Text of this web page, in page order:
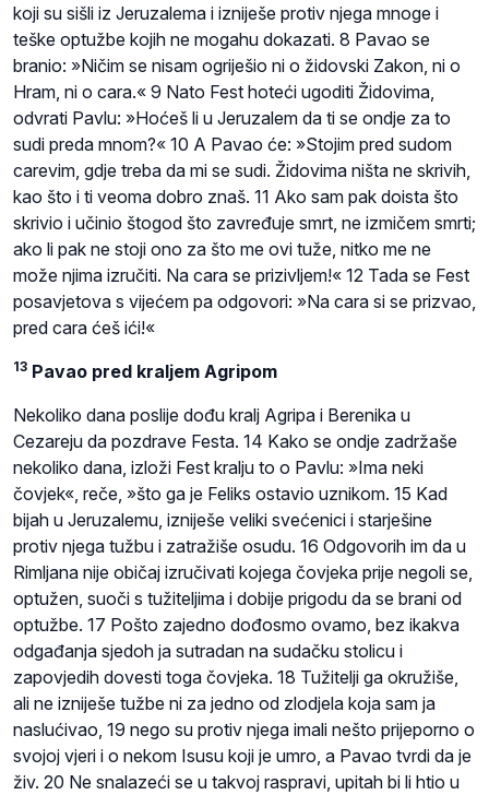
koji su sišli iz Jeruzalema i izniješe protiv njega mnoge i
teške optužbe kojih ne mogahu dokazati. 8 Pavao se
branio: »Ničim se nisam ogriješio ni o židovski Zakon, ni o
Hram, ni o cara.« 9 Nato Fest hoteći ugoditi Židovima,
odvrati Pavlu: »Hoćeš li u Jeruzalem da ti se ondje za to
sudi preda mnom?« 10 A Pavao će: »Stojim pred sudom
carevim, gdje treba da mi se sudi. Židovima ništa ne skrivih,
kao što i ti veoma dobro znaš. 11 Ako sam pak doista što
skrivio i učinio štogod što zavređuje smrt, ne izmičem smrti;
ako li pak ne stoji ono za što me ovi tuže, nitko me ne
može njima izručiti. Na cara se prizivljem!« 12 Tada se Fest
posavjetova s vijećem pa odgovori: »Na cara si se prizvao,
pred cara ćeš ići!«
13 Pavao pred kraljem Agripom
Nekoliko dana poslije dođu kralj Agripa i Berenika u
Cezareju da pozdrave Festa. 14 Kako se ondje zadržaše
nekoliko dana, izloži Fest kralju to o Pavlu: »Ima neki
čovjek«, reče, »što ga je Feliks ostavio uznikom. 15 Kad
bijah u Jeruzalemu, izniješe veliki svećenici i starješine
protiv njega tužbu i zatražiše osudu. 16 Odgovorih im da u
Rimljana nije običaj izručivati kojega čovjeka prije negoli se,
optužen, suoči s tužiteljima i dobije prigodu da se brani od
optužbe. 17 Pošto zajedno dođosmo ovamo, bez ikakva
odgađanja sjedoh ja sutradan na sudačku stolicu i
zapovjedih dovesti toga čovjeka. 18 Tužitelji ga okružiše,
ali ne izniješe tužbe ni za jedno od zlodjela koja sam ja
naslućivao, 19 nego su protiv njega imali nešto prijeporno o
svojoj vjeri i o nekom Isusu koji je umro, a Pavao tvrdi da je
živ. 20 Ne snalazeći se u takvoj raspravi, upitah bi li htio u